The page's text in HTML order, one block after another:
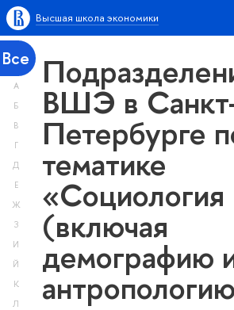
Высшая школа экономики
Все
А
Б
В
Г
Д
Е
Ж
З
И
Й
К
Л
ВШЭ в
Петербурге
тематике
«Социология
(включая
демографию